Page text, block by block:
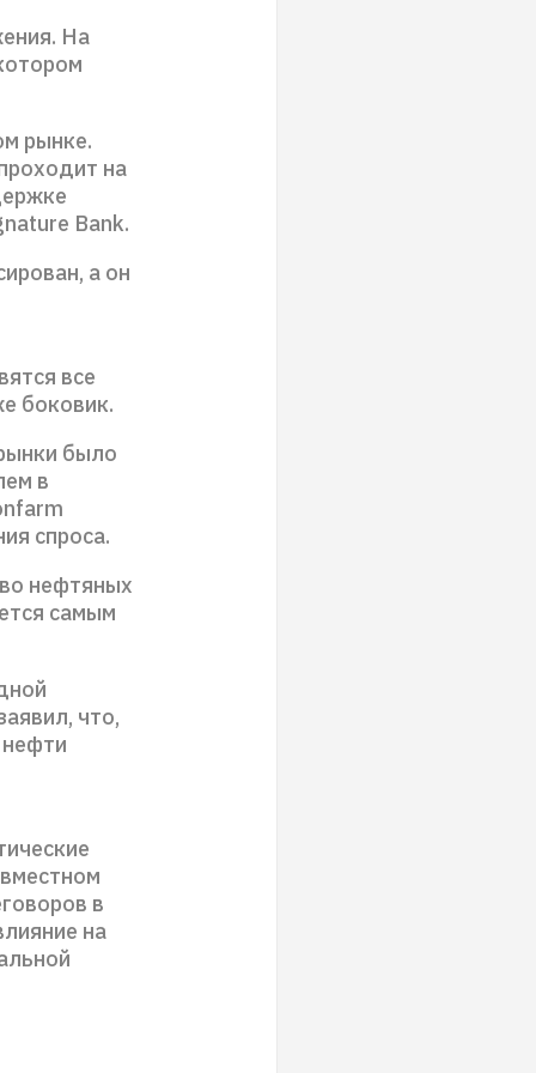
На
рынке.
на
Bank.
а он
все
боковик.
было
в
спроса.
нефтяных
самым
что,
в
на